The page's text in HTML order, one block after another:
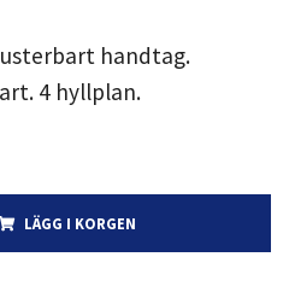
handtag.
4 hyllplan.
LÄGG I KORGEN